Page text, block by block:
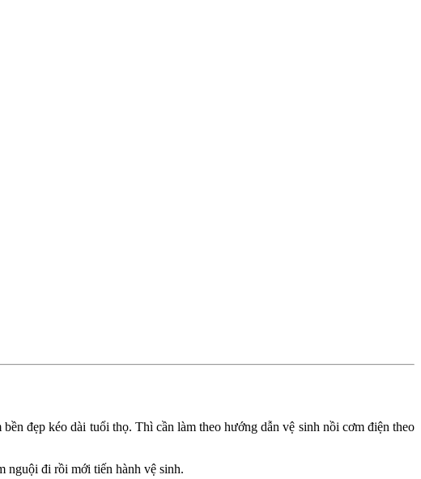
đẹp kéo dài tuổi thọ. Thì cần làm theo hướng dẫn vệ sinh nồi cơm điện theo
nguội đi rồi mới tiến hành vệ sinh.